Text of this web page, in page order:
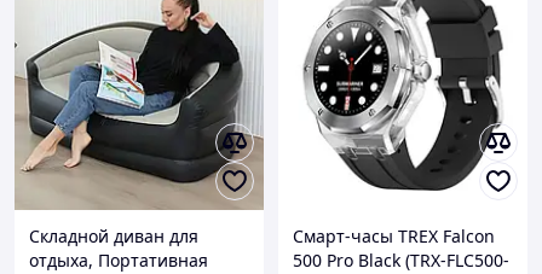
Складной диван для
отдыха, Портативная
Смарт-часы TREX Falcon
500 Pro Black (TRX-FLC500-